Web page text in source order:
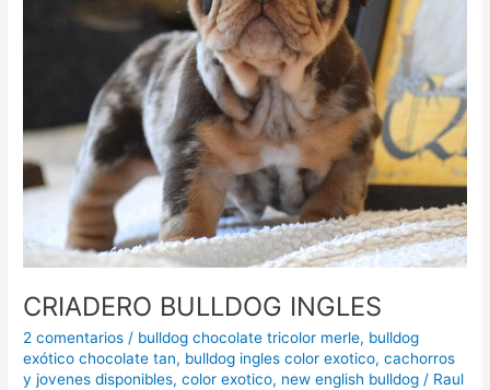
CRIADERO BULLDOG INGLES
2 comentarios / bulldog chocolate tricolor merle, bulldog
exótico chocolate tan, bulldog ingles color exotico,cachorros
y jovenes disponibles,color exotico, new english bulldog / Raul